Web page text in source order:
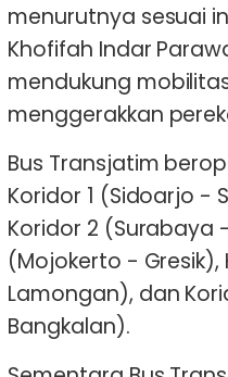
menurutnya sesuai
Khofifah Indar
mendukung
menggerakkan
Bus Transjatim
Koridor 1 (Sidoarjo -
Koridor 2 (Surabaya
(Mojokerto - Gresik),
Lamongan), dan
Bangkalan).